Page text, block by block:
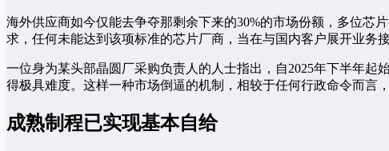
海外供应商如今仅能去争夺那剩余下来的30%的市场份额，多位芯
求，任何未能达到该项标准的芯片厂商，当在与国内客户展开业务
一位身为某头部晶圆厂采购负责人的人士指出，自2025年下半年
得极具难度。这样一种市场倒逼的机制，相较于任何行政命令而言
成熟制程已实现基本自给